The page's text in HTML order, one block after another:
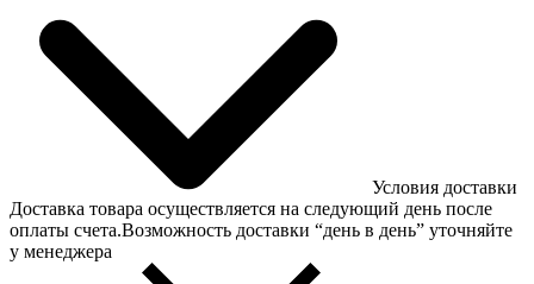
Условия доставки
Доставка товара осуществляется на следующий день после
оплаты счета.Возможность доставки “день в день” уточняйте
у менеджера